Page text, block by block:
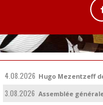
4.08.2026 Hugo Mezentzeff
3.08.2026 Assemblée